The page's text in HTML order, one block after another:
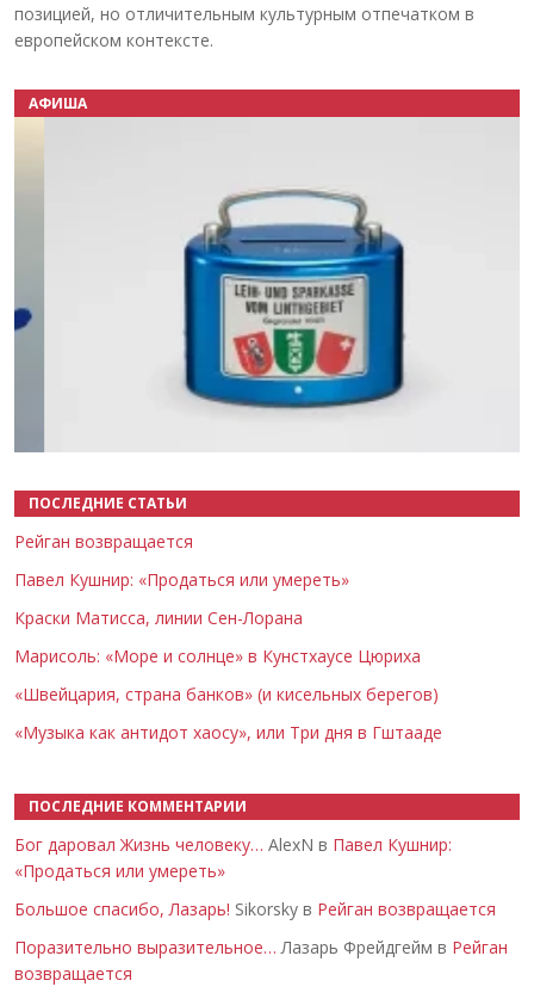
позицией, но отличительным культурным отпечатком в
европейском контексте.
АФИША
ПОСЛЕДНИЕ СТАТЬИ
Рейган возвращается
Павел Кушнир: «Продаться или умереть»
Краски Матисса, линии Сен-Лорана
Марисоль: «Море и солнце» в Кунстхаусе Цюриха
«Швейцария, страна банков» (и кисельных берегов)
«Музыка как антидот хаосу», или Три дня в Гштааде
ПОСЛЕДНИЕ КОММЕНТАРИИ
Бог даровал Жизнь человеку… AlexN в Павел Кушнир:
«Продаться или умереть»
Большое спасибо, Лазарь! Sikorsky в Рейган возвращается
Поразительно выразительное… Лазарь Фрейдгейм в Рейган
возвращается